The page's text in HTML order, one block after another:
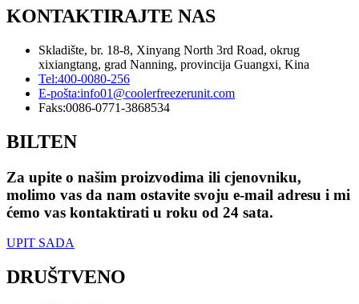
KONTAKTIRAJTE NAS
Skladište, br. 18-8, Xinyang North 3rd Road, okrug
xixiangtang, grad Nanning, provincija Guangxi, Kina
Tel:400-0080-256
E-pošta:info01@coolerfreezerunit.com
Faks:0086-0771-3868534
BILTEN
Za upite o našim proizvodima ili cjenovniku,
molimo vas da nam ostavite svoju e-mail adresu i mi
ćemo vas kontaktirati u roku od 24 sata.
UPIT SADA
DRUŠTVENO